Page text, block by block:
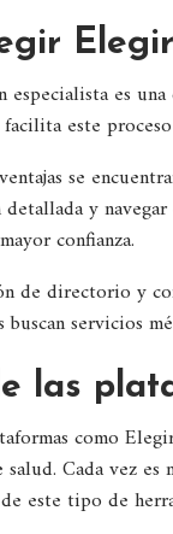
es
este
se
y
confianza.
de directorio y
servicios
las
como
salud. Cada vez
este tipo de